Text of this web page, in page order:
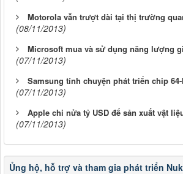
Motorola vẫn trượt dài tại thị trường
(08/11/2013)
Microsoft mua và sử dụng năng lượng
(07/11/2013)
Samsung tính chuyện phát triển chip
(07/11/2013)
Apple chi nửa tỷ USD để sản xuất vật
(07/11/2013)
Ủng hộ, hỗ trợ và tham gia phát triển